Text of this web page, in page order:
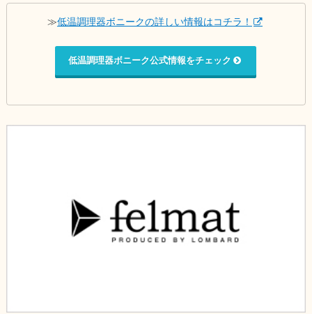
≫低温調理器ボニークの詳しい情報はコチラ！
低温調理器ボニーク公式情報をチェック